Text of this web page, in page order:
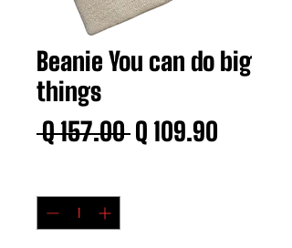
Beanie You can do big
things
Q 157.00 Precio
Q 109.90